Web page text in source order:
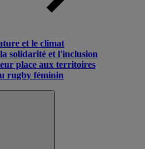
et le climat
solidarité et l'inclusion
place aux territoires
rugby féminin